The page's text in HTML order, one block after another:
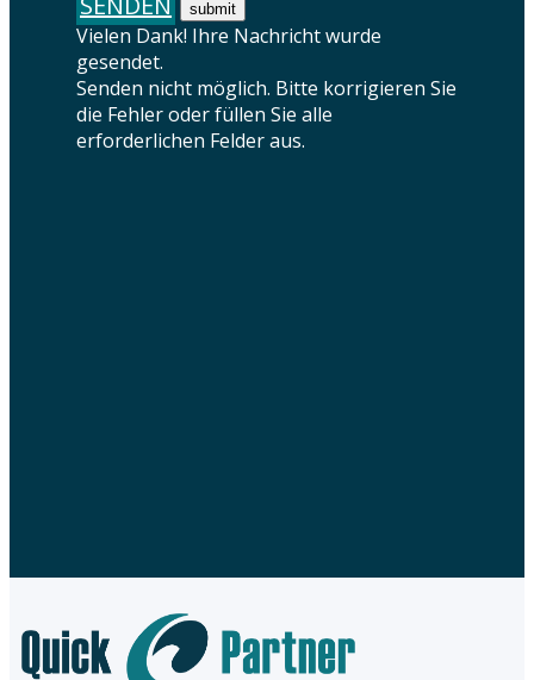
Vielen Dank! Ihre Nachricht wurde
gesendet.
Senden nicht möglich. Bitte korrigieren Sie
die Fehler oder füllen Sie alle
erforderlichen Felder aus.